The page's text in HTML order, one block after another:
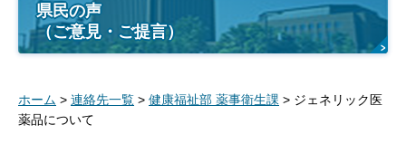
県民の声
（ご意見・ご提言）
ホーム > 連絡先一覧 > 健康福祉部 薬事衛生課 > ジェネリック医
薬品について